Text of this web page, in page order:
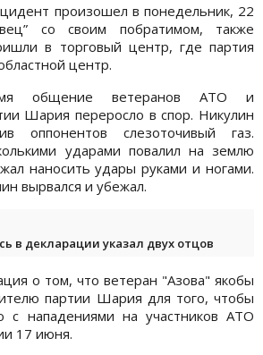
произошел в понедельник, 22
со своим побратимом, также
в торговый центр, где партия
центр.
общение ветеранов АТО и
Шария переросло в спор. Никулин
оппонентов слезоточивый газ.
ударами повалил на землю
наносить удары руками и ногами.
вырвался и убежал.
в декларации указал двух отцов
о том, что ветеран "Азова" якобы
партии Шария для того, чтобы
с нападениями на участников АТО
17 июня.